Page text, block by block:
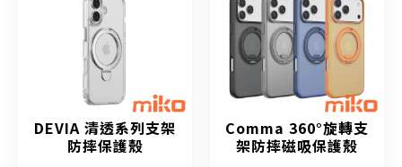
DEVIA 清透系列支架
防摔保護殼
Comma 360°旋轉支
架防摔磁吸保護殼